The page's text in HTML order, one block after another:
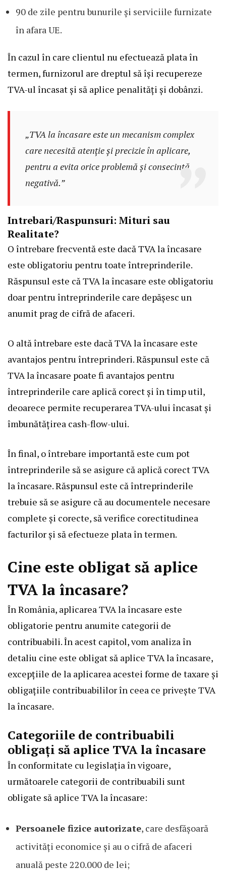
90 de zile pentru bunurile și serviciile furnizate
în afara UE.
În cazul în care clientul nu efectuează plata în
termen, furnizorul are dreptul să își recupereze
TVA-ul încasat și să aplice penalități și dobânzi.
„TVA la încasare este un mecanism complex
care necesită atenție și precizie în aplicare,
pentru a evita orice problemă și consecință
negativă.”
Intrebari/Raspunsuri: Mituri sau
Realitate?
O întrebare frecventă este dacă TVA la încasare
este obligatoriu pentru toate întreprinderile.
Răspunsul este că TVA la încasare este obligatoriu
doar pentru întreprinderile care depășesc un
anumit prag de cifră de afaceri.
O altă întrebare este dacă TVA la încasare este
avantajos pentru întreprinderi. Răspunsul este că
TVA la încasare poate fi avantajos pentru
întreprinderile care aplică corect și în timp util,
deoarece permite recuperarea TVA-ului încasat și
îmbunătățirea cash-flow-ului.
În final, o întrebare importantă este cum pot
întreprinderile să se asigure că aplică corect TVA
la încasare. Răspunsul este că întreprinderile
trebuie să se asigure că au documentele necesare
complete și corecte, să verifice corectitudinea
facturilor și să efectueze plata în termen.
Cine este obligat să aplice
TVA la încasare?
În România, aplicarea TVA la încasare este
obligatorie pentru anumite categorii de
contribuabili. În acest capitol, vom analiza în
detaliu cine este obligat să aplice TVA la încasare,
excepțiile de la aplicarea acestei forme de taxare și
obligațiile contribuabililor în ceea ce privește TVA
la încasare.
Categoriile de contribuabili
obligați să aplice TVA la încasare
În conformitate cu legislația în vigoare,
următoarele categorii de contribuabili sunt
obligate să aplice TVA la încasare:
Persoanele fizice autorizate, care desfășoară
activități economice și au o cifră de afaceri
anuală peste 220.000 de lei;